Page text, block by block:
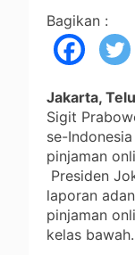
Bagikan :
Jakarta,
Sigit
se-
pinjaman
Presiden
laporan
pinjaman
kelas bawah.